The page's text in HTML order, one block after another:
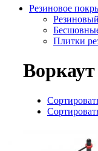
Резиновое
Плитки
Воркаут